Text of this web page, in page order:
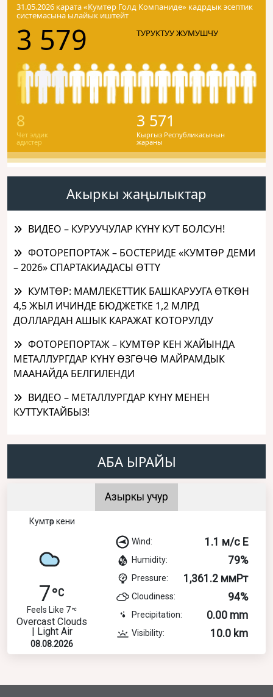
31.05.2026 карата «Кумтɵр Голд Компаниде» кадрдык эсептик
системасына ылайык иштейт
3 579 ТУРУКТУУ ЖУМУШЧУ
8
Чет элдик
адистер
3 571
Кыргыз Республикасынын
жараны
Акыркы жаңылыктар
ВИДЕО – КУРУУЧУЛАР КҮНҮ КУТ БОЛСУН!
ФОТОРЕПОРТАЖ – БОСТЕРИДЕ «КУМТӨР ДЕМИ
– 2026» СПАРТАКИАДАСЫ ӨТТҮ
КУМТӨР: МАМЛЕКЕТТИК БАШКАРУУГА ӨТКӨН
4,5 ЖЫЛ ИЧИНДЕ БЮДЖЕТКЕ 1,2 МЛРД
ДОЛЛАРДАН АШЫК КАРАЖАТ КОТОРУЛДУ
ФОТОРЕПОРТАЖ – КУМТӨР КЕН ЖАЙЫНДА
МЕТАЛЛУРГДАР КҮНҮ ӨЗГӨЧӨ МАЙРАМДЫК
МААНАЙДА БЕЛГИЛЕНДИ
ВИДЕО – МЕТАЛЛУРГДАР КҮНҮ МЕНЕН
КУТТУКТАЙБЫЗ!
АБА ЫРАЙЫ
Азыркы учур
Кумтөр кени
7
Feels Like 7
Overcast Clouds
| Light Air
08.08.2026
Wind: 1.1 м/с E
Humidity: 79%
Pressure: 1,361.2 ммРт
Cloudiness: 94%
Precipitation: 0.00 mm
Visibility: 10.0 km